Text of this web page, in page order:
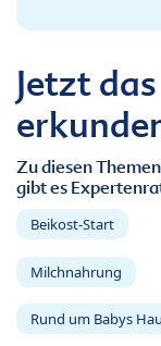
Jetzt
Zu diesen
gibt es
Beikost-Start
Milchnahrung
Rund um Babys